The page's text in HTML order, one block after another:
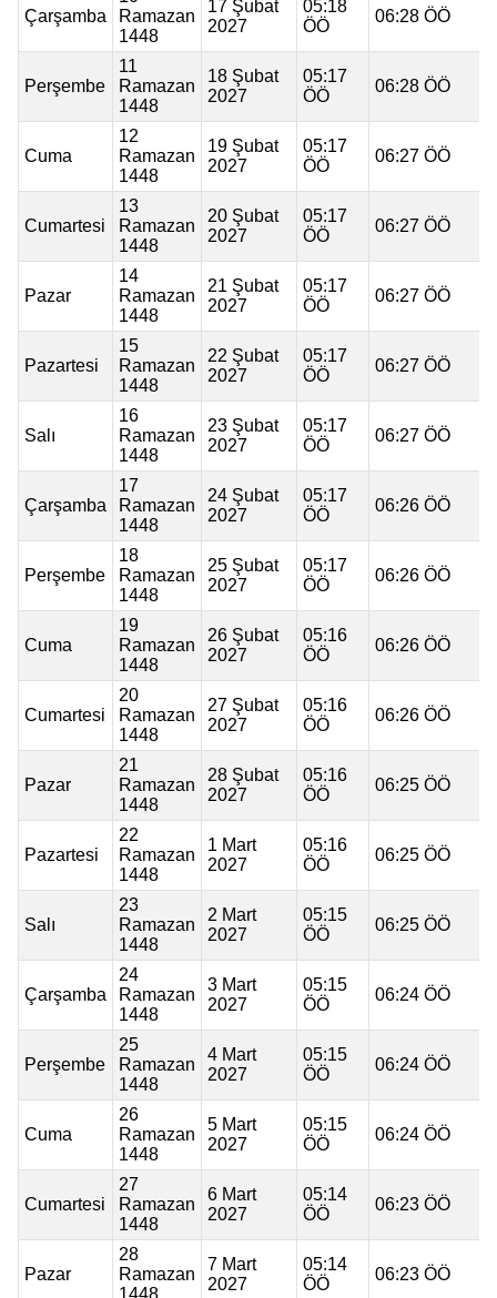
Çarşamba
Ramazan
1448
17 Şubat
2027
05:18
ÖÖ
06:28 ÖÖ
Perşembe
11
Ramazan
1448
18 Şubat
2027
05:17
ÖÖ
06:28 ÖÖ
Cuma
12
Ramazan
1448
19 Şubat
2027
05:17
ÖÖ
06:27 ÖÖ
Cumartesi
13
Ramazan
1448
20 Şubat
2027
05:17
ÖÖ
06:27 ÖÖ
Pazar
14
Ramazan
1448
21 Şubat
2027
05:17
ÖÖ
06:27 ÖÖ
Pazartesi
15
Ramazan
1448
22 Şubat
2027
05:17
ÖÖ
06:27 ÖÖ
Salı
16
Ramazan
1448
23 Şubat
2027
05:17
ÖÖ
06:27 ÖÖ
Çarşamba
17
Ramazan
1448
24 Şubat
2027
05:17
ÖÖ
06:26 ÖÖ
Perşembe
18
Ramazan
1448
25 Şubat
2027
05:17
ÖÖ
06:26 ÖÖ
Cuma
19
Ramazan
1448
26 Şubat
2027
05:16
ÖÖ
06:26 ÖÖ
Cumartesi
20
Ramazan
1448
27 Şubat
2027
05:16
ÖÖ
06:26 ÖÖ
Pazar
21
Ramazan
1448
28 Şubat
2027
05:16
ÖÖ
06:25 ÖÖ
Pazartesi
22
Ramazan
1448
1 Mart
2027
05:16
ÖÖ
06:25 ÖÖ
Salı
23
Ramazan
1448
2 Mart
2027
05:15
ÖÖ
06:25 ÖÖ
Çarşamba
24
Ramazan
1448
3 Mart
2027
05:15
ÖÖ
06:24 ÖÖ
Perşembe
25
Ramazan
1448
4 Mart
2027
05:15
ÖÖ
06:24 ÖÖ
Cuma
26
Ramazan
1448
5 Mart
2027
05:15
ÖÖ
06:24 ÖÖ
Cumartesi
27
Ramazan
1448
6 Mart
2027
05:14
ÖÖ
06:23 ÖÖ
Pazar
28
Ramazan
1448
7 Mart
2027
05:14
ÖÖ
06:23 ÖÖ